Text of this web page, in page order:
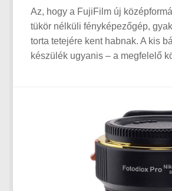
Az, hogy a FujiFilm új
tükör nélküli fényképezőgép,
torta tetejére kent habnak. A kis
készülék ugyanis – a megfelelő